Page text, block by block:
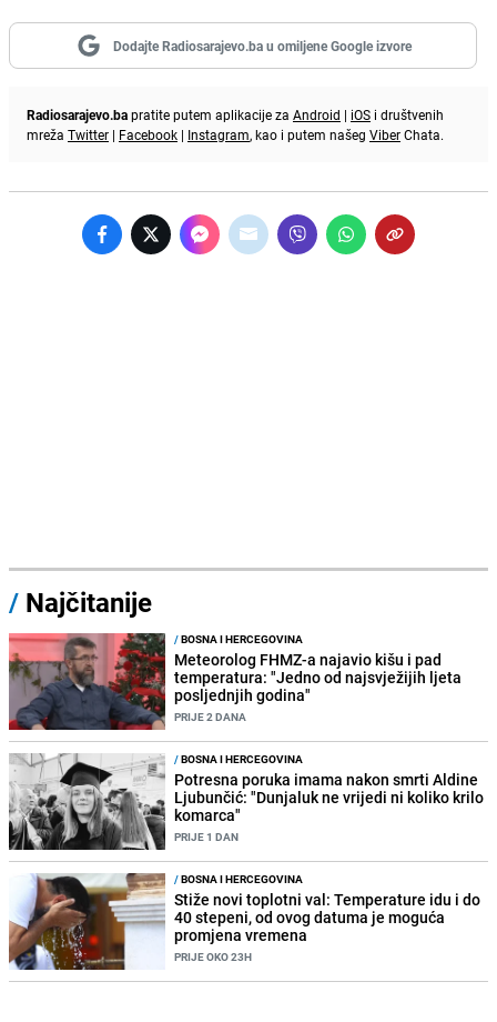
Dodajte Radiosarajevo.ba u omiljene Google izvore
Radiosarajevo.bapratite putem aplikacije za Android | iOS i društvenih
mreža Twitter | Facebook | Instagram, kao i putem našeg ViberChata.
/ Najčitanije
/BOSNA I HERCEGOVINA
Meteorolog FHMZ-a najavio kišu i pad
temperatura: "Jedno od najsvježijih ljeta
posljednjih godina"
PRIJE 2 DANA
/BOSNA I HERCEGOVINA
Potresna poruka imama nakon smrti Aldine
Ljubunčić: "Dunjaluk ne vrijedi ni koliko krilo
komarca"
PRIJE 1 DAN
/BOSNA I HERCEGOVINA
Stiže novi toplotni val: Temperature idu i do
40 stepeni, od ovog datuma je moguća
promjena vremena
PRIJE OKO 23H